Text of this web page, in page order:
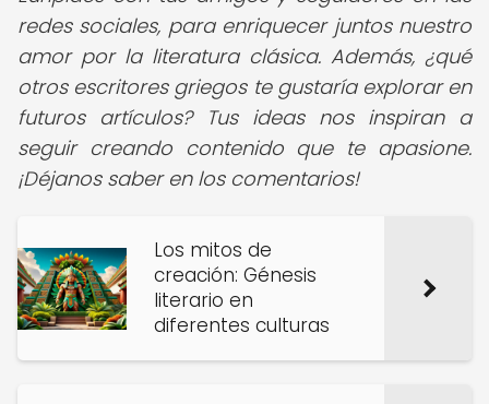
redes sociales, para enriquecer juntos nuestro
amor por la literatura clásica. Además, ¿qué
otros escritores griegos te gustaría explorar en
futuros artículos? Tus ideas nos inspiran a
seguir creando contenido que te apasione.
¡Déjanos saber en los comentarios!
Los mitos de
creación: Génesis
literario en
diferentes culturas